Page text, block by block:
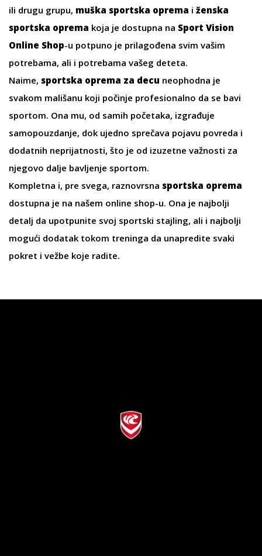
ili drugu grupu, muška sportska oprema i ženska
sportska oprema koja je dostupna na Sport Vision
Online Shop-u potpuno je prilagođena svim vašim
potrebama, ali i potrebama vašeg deteta.
Naime, sportska oprema za decu neophodna je
svakom mališanu koji počinje profesionalno da se bavi
sportom. Ona mu, od samih početaka, izgrađuje
samopouzdanje, dok ujedno sprečava pojavu povreda i
dodatnih neprijatnosti, što je od izuzetne važnosti za
njegovo dalje bavljenje sportom.
Kompletna i, pre svega, raznovrsna sportska oprema
dostupna je na našem online shop-u. Ona je najbolji
detalj da upotpunite svoj sportski stajling, ali i najbolji
mogući dodatak tokom treninga da unapredite svaki
pokret i vežbe koje radite.